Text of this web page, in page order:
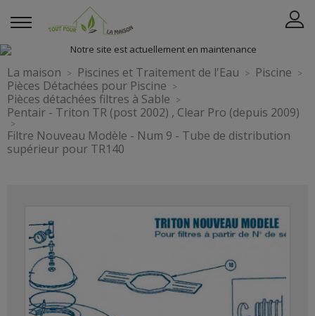
La maison Piscines et Traitement de l'Eau
Piscine
Pièces Détachées pour Piscine
Pièces détachées filtres à Sable
Pentair - Triton TR (post 2002) , Clear Pro (depuis 2009)
Filtre Nouveau Modèle - Num 9 - Tube de distribution
supérieur pour TR140